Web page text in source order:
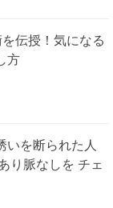
伝授！気になる
方
いを断られた人
り脈なしを チェ